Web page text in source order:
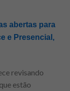
abertas para
e Presencial,
revisando
estão